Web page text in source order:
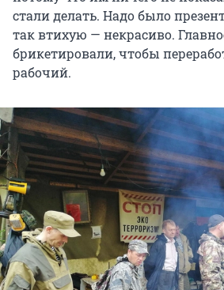
стали делать. Надо было
так втихую — некрасиво.
брикетировали, чтобы
рабочий.